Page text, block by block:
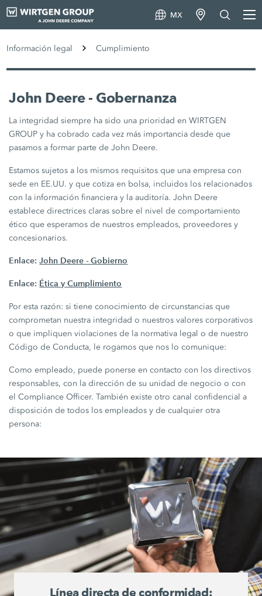
MX
Información legal Cumplimiento
John Deere - Gobernanza
La integridad siempre ha sido una prioridad en WIRTGEN
GROUP y ha cobrado cada vez más importancia desde que
pasamos a formar parte de John Deere.
Estamos sujetos a los mismos requisitos que una empresa con
sede en EE.UU. y que cotiza en bolsa, incluidos los relacionados
con la información financiera y la auditoría. John Deere
establece directrices claras sobre el nivel de comportamiento
ético que esperamos de nuestros empleados, proveedores y
concesionarios.
Enlace: John Deere - Gobierno
Enlace: Ética y Cumplimiento
Por esta razón: si tiene conocimiento de circunstancias que
comprometan nuestra integridad o nuestros valores corporativos
o que impliquen violaciones de la normativa legal o de nuestro
Código de Conducta, le rogamos que nos lo comunique:
Como empleado, puede ponerse en contacto con los directivos
responsables, con la dirección de su unidad de negocio o con
el Compliance Officer. También existe otro canal confidencial a
disposición de todos los empleados y de cualquier otra
persona:
Línea directa de conformidad: